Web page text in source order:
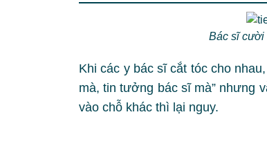
Bác sĩ cười
Khi các y bác sĩ cắt tóc cho
mà, tin tưởng bác sĩ mà” nhưng
vào chỗ khác thì lại nguy.